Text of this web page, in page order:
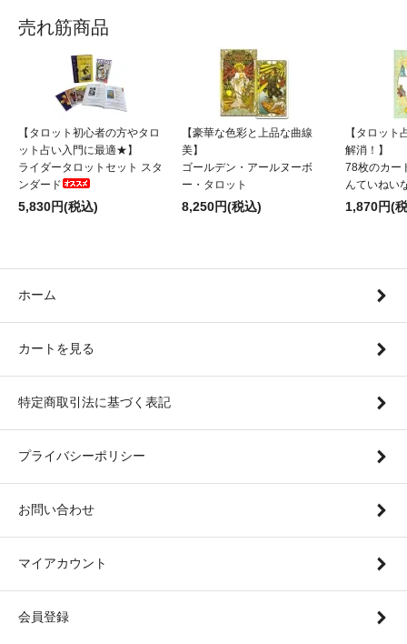
売れ筋商品
【タロット初心者の方やタロ
ット占い入門に最適★】
ライダータロットセット スタ
ンダード
5,830円(税込)
【豪華な色彩と上品な曲線
美】
ゴールデン・アールヌーボ
ー・タロット
8,250円(税込)
【タロット
解消！】
78枚のカー
んていねい
1,870円(
ホーム
カートを見る
特定商取引法に基づく表記
プライバシーポリシー
お問い合わせ
マイアカウント
会員登録